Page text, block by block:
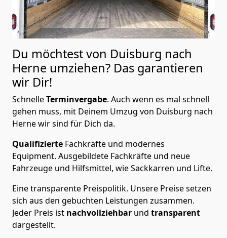
Du möchtest von Duisburg nach
Herne umziehen? Das garantieren
wir Dir!
SchnelleTerminvergabe. Auch wenn es mal schnell
gehen muss, mit Deinem Umzug von Duisburg nach
Herne wir sind für Dich da.
Qualifizierte Fachkräfte und modernes
Equipment. Ausgebildete Fachkräfte und neue
Fahrzeuge und Hilfsmittel, wie Sackkarren und Lifte.
Eine transparente Preispolitik. Unsere Preise setzen
sich aus den gebuchten Leistungen zusammen.
Jeder Preis ist nachvollziehbar und transparent
dargestellt.